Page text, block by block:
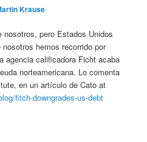
Krause
nosotros, pero Estados Unidos
hemos recorrido por
agencia calificadora Ficht acaba
norteamericana. Lo comenta
en un artículo de Cato at
fitch-downgrades-us-debt